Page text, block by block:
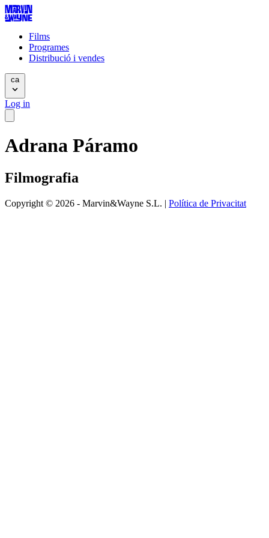
Films
Programes
Distribució i vendes
ca
Log in
Adrana Páramo
Filmografia
Copyright © 2026 - Marvin&Wayne S.L. | Política de Privacitat